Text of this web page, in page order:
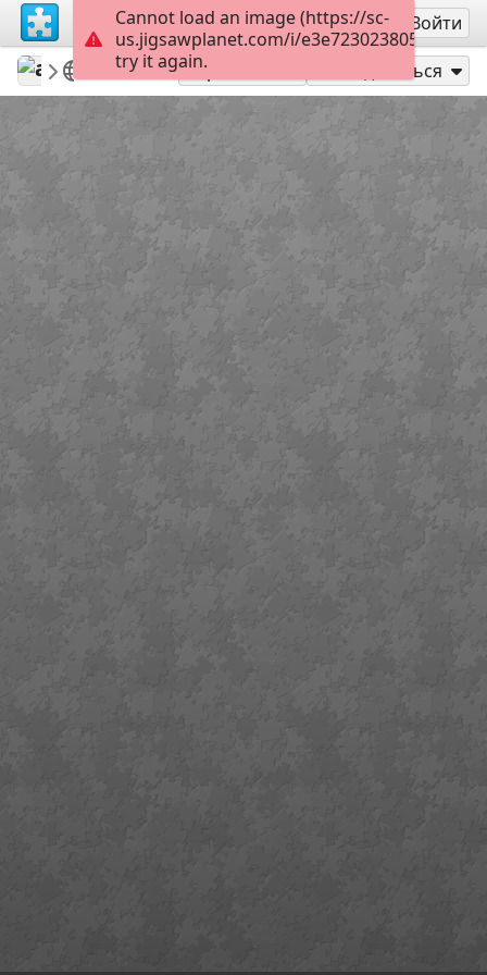
Регистрация Войти
alexia1676
food
Food 180
Играть как Поделиться
Cannot load an image (https://sc-
us.jigsawplanet.com/i/
try it again.